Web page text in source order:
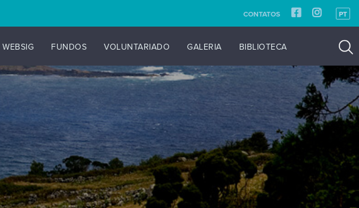
CONTATOS PT
WEBSIG FUNDOS VOLUNTARIADO GALERIA BIBLIOTECA